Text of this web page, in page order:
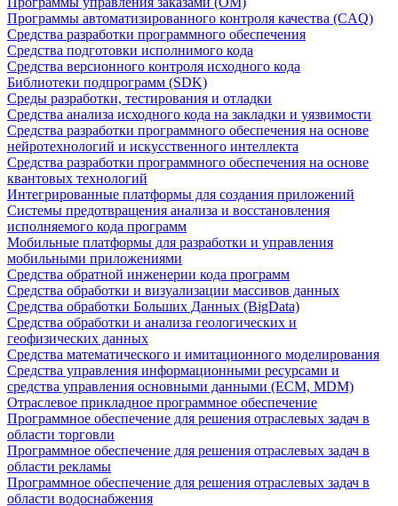
Программы автоматизированного контроля качества (CAQ)
Средства разработки программного обеспечения
Средства подготовки исполнимого кода
Средства версионного контроля исходного кода
Библиотеки подпрограмм (SDK)
Среды разработки, тестирования и отладки
Средства анализа исходного кода на закладки и уязвимости
Средства разработки программного обеспечения на основе
нейротехнологий и искусственного интеллекта
Средства разработки программного обеспечения на основе
квантовых технологий
Интегрированные платформы для создания приложений
Системы предотвращения анализа и восстановления
исполняемого кода программ
Мобильные платформы для разработки и управления
мобильными приложениями
Средства обратной инженерии кода программ
Средства обработки и визуализации массивов данных
Средства обработки Больших Данных (BigData)
Средства обработки и анализа геологических и
геофизических данных
Средства математического и имитационного моделирования
Средства управления информационными ресурсами и
средства управления основными данными (ECM, MDM)
Отраслевое прикладное программное обеспечение
Программное обеспечение для решения отраслевых задач в
области торговли
Программное обеспечение для решения отраслевых задач в
области рекламы
Программное обеспечение для решения отраслевых задач в
области водоснабжения